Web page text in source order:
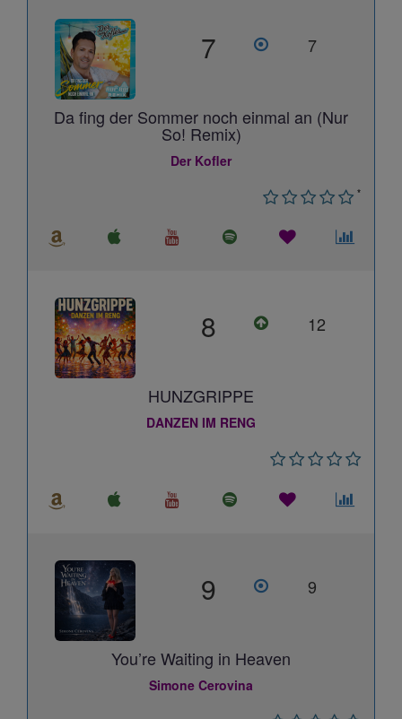
7 7
Da fing der Sommer noch einmal an (Nur
So! Remix)
Der Kofler
*
8 12
HUNZGRIPPE
DANZEN IM RENG
9 9
You’re Waiting in Heaven
Simone Cerovina